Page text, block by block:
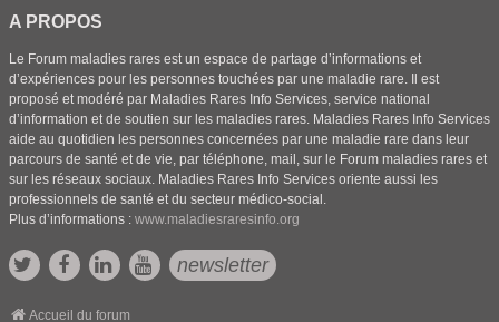
A PROPOS
Le Forum maladies rares est un espace de partage d’informations et
d’expériences pour les personnes touchées par une maladie rare. Il est
proposé et modéré par Maladies Rares Info Services, service national
d’information et de soutien sur les maladies rares. Maladies Rares Info Services
aide au quotidien les personnes concernées par une maladie rare dans leur
parcours de santé et de vie, par téléphone, mail, sur le Forum maladies rares et
sur les réseaux sociaux. Maladies Rares Info Services oriente aussi les
professionnels de santé et du secteur médico-social.
Plus d’informations : www.maladiesraresinfo.org
newsletter
Accueil du forum